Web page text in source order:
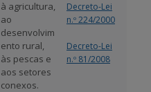
à agricultura,
ao
desenvolvim
ento rural,
às pescas e
aos setores
conexos.
Decreto-Lei
n.º 224/2000
Decreto-Lei
n.º 81/2008